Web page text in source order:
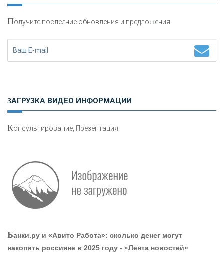
Работа мечты. Что банки делают для того, чтобы
привлечь и удержать персонал - «Интервью»
Получите последние обновления и предложения.
ЗАГРУЗКА ВИДЕО ИНФОРМАЦИИ
Консультирование, Презентация
Банки.ру и «Авито Работа»: сколько денег могут
накопить россияне в 2025 году - «Лента новостей»